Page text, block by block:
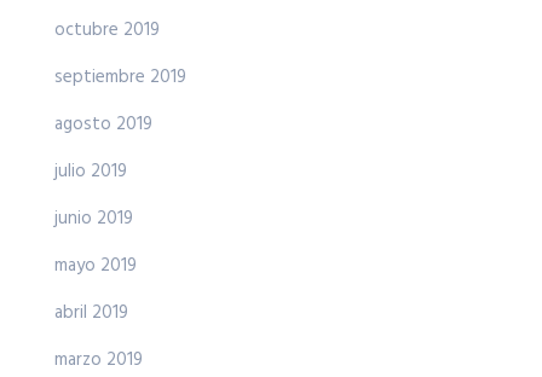
octubre 2019
septiembre 2019
agosto 2019
julio 2019
junio 2019
mayo 2019
abril 2019
marzo 2019